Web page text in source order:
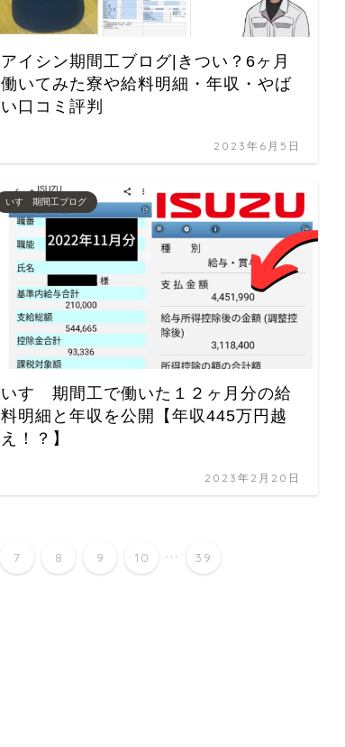
アイシン期間工ブログ|きつい？6ヶ月
働いてみた寮や給料明細・年収・やば
い口コミ評判
2023年6月5日
いすゞ期間工ブログ
いすゞ期間工で働いた１２ヶ月分の給
料明細と年収を公開【年収445万円越
え！？】
2023年2月20日
7 8 9 10 ... 39